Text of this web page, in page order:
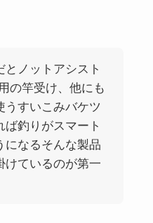
とノットアシスト
の竿受け、他にも
うすいこみバケツ
ば釣りがスマート
になるそんな製品
けているのが第一